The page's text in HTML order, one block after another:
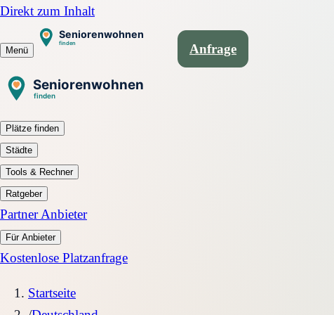
Direkt zum Inhalt
Menü Anfrage
Plätze finden
Städte
Tools & Rechner
Ratgeber
Partner Anbieter
Für Anbieter
Kostenlose Platzanfrage
Startseite